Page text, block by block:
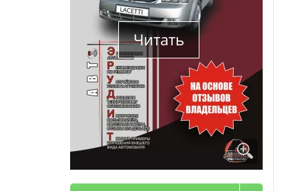
Читать